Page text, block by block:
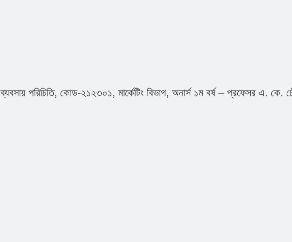
ব্যবসায় পরিচিতি, কোড-২১২৩০১, মার্কেটিং বিভাগ, অনার্স ১ম বর্ষ – প্রফেসর এ. কে.